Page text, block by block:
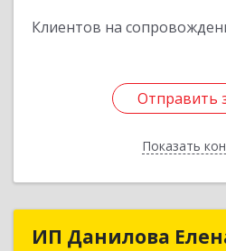
Клиентов на
Отправить
Показать
Отправить
Назад
ИП Данилова ИП